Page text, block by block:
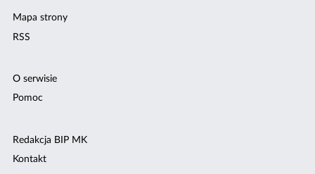
Mapa strony
RSS
O serwisie
Pomoc
Redakcja BIP MK
Kontakt